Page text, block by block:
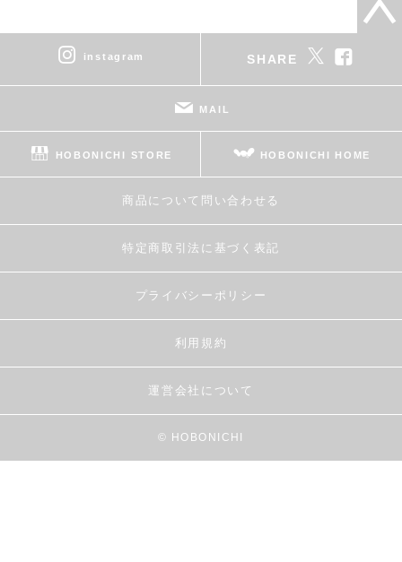
instagram SHARE
MAIL
HOBONICHI STORE HOBONICHI HOME
商品について問い合わせる
特定商取引法に基づく表記
プライバシーポリシー
利用規約
運営会社について
© HOBONICHI